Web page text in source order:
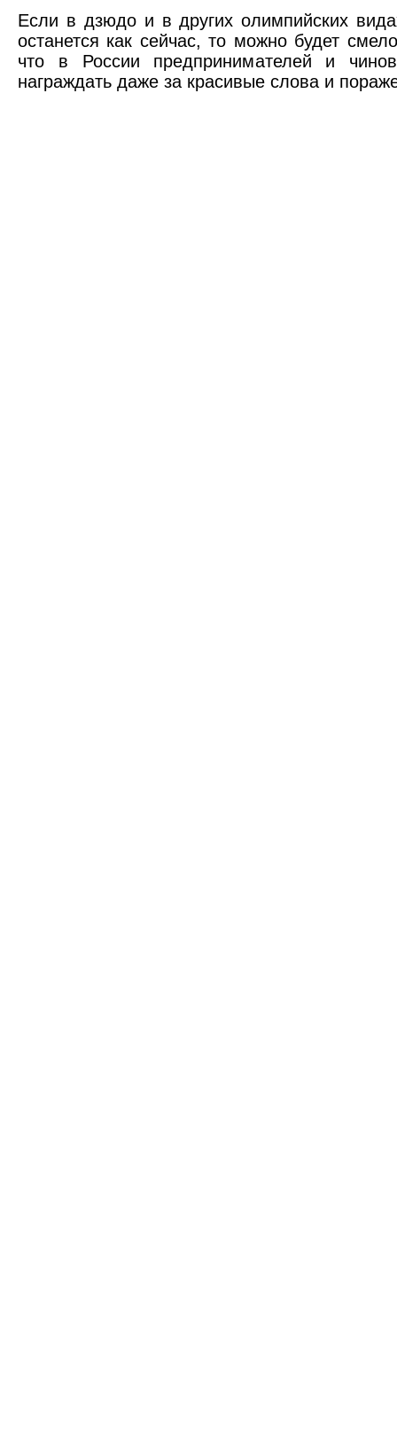
Если в дзюдо и в других олимпийских
останется как сейчас, то можно будет
что в России предпринимателей и
награждать даже за красивые слова и